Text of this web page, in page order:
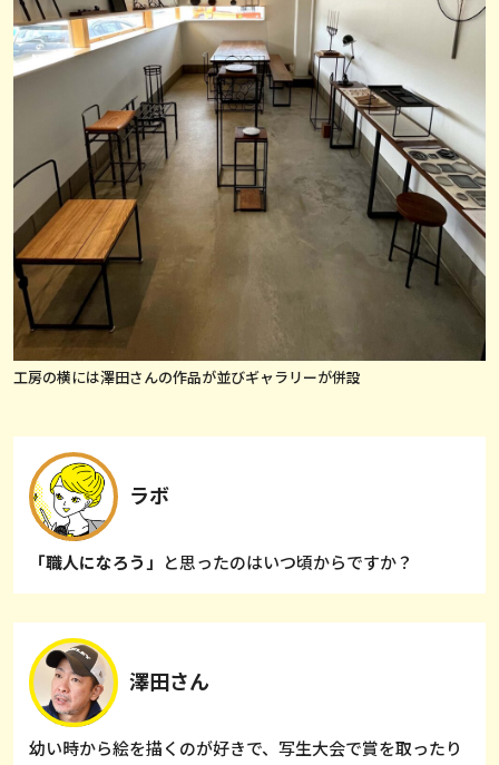
工房の横には澤田さんの作品が並びギャラリーが併設
ラボ
「職人になろう」 と思ったのはいつ頃からですか？
澤田さん
幼い時から絵を描くのが好きで、写生大会で賞を取ったり